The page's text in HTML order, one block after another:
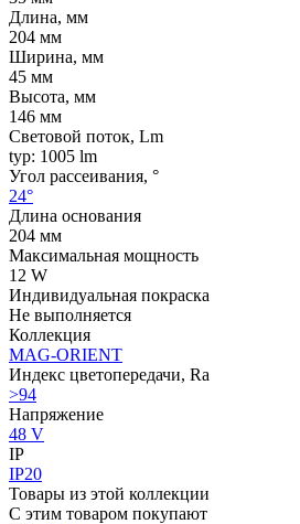
Длина, мм
204 мм
Ширина, мм
45 мм
Высота, мм
146 мм
Световой поток, Lm
typ: 1005 lm
Угол рассеивания, °
24°
Длина основания
204 мм
Максимальная мощность
12 W
Индивидуальная покраска
Не выполняется
Коллекция
MAG-ORIENT
Индекс цветопередачи, Ra
>94
Напряжение
48 V
IP
IP20
Товары из этой коллекции
С этим товаром покупают